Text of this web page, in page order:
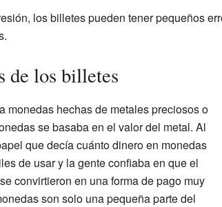
los billetes pueden tener pequeños
de los billetes
monedas hechas de metales preciosos o
se basaba en el valor del metal. Al
que decía cuánto dinero en monedas
de usar y la gente confiaba en que el
convirtieron en una forma de pago muy
son solo una pequeña parte del